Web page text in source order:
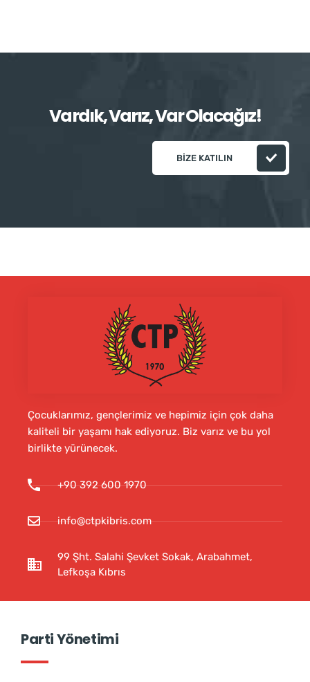
Vardık, Varız, Var Olacağız!
BIZE KATILIN
Çocuklarımız, gençlerimiz ve hepimiz için çok daha
kaliteli bir yaşamı hak ediyoruz. Biz varız ve bu yol
birlikte yürünecek.
+90 392 600 1970
info@ctpkibris.com
99 Şht. Salahi Şevket Sokak, Arabahmet,
Lefkoşa Kıbrıs
Parti Yönetimi